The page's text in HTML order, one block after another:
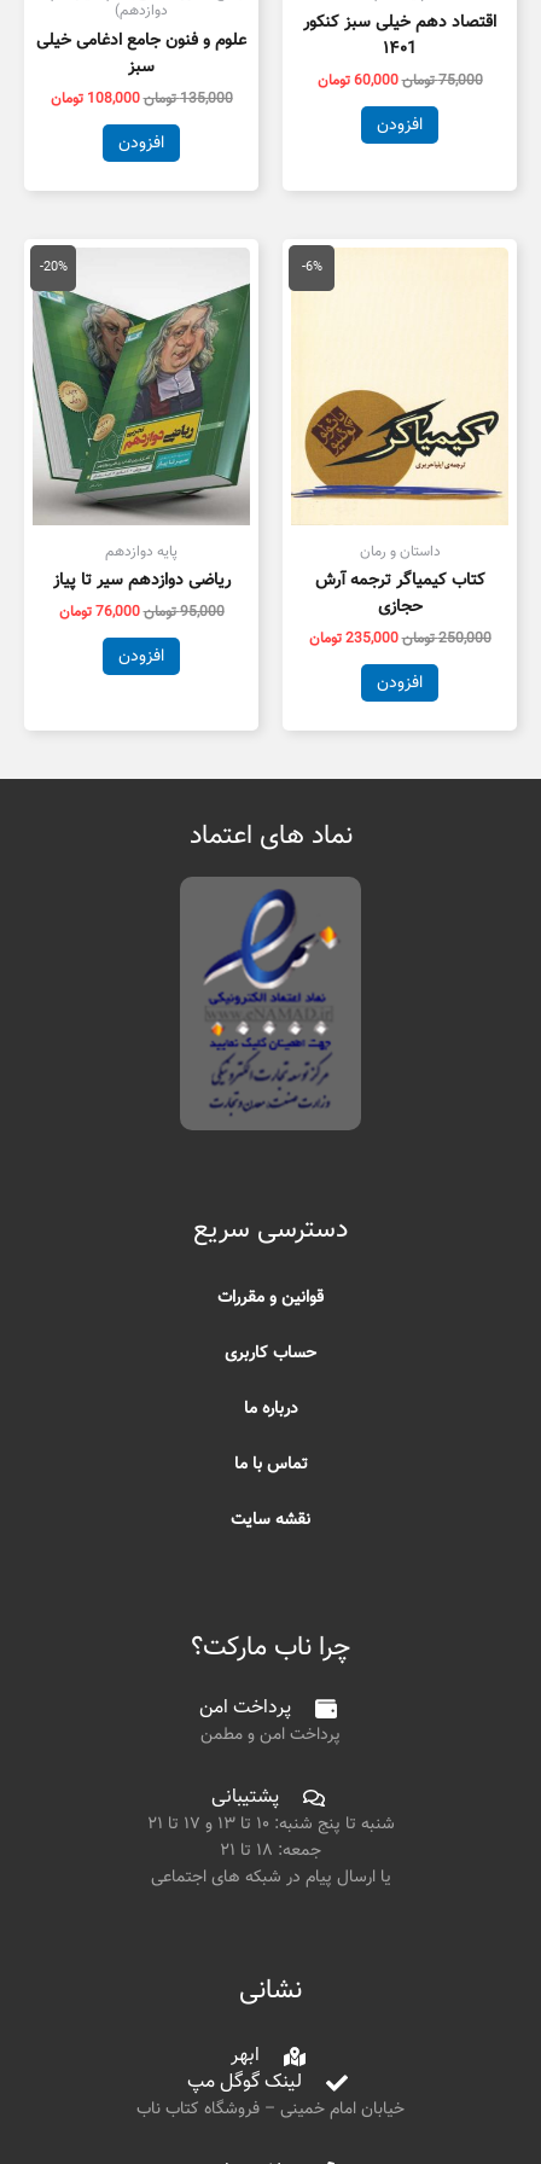
اقتصاد دهم خیلی سبز کنکور
۱۴۰1
75,000تومان60,000تومان
افزودن
دوازدهم)
علوم و فنون جامع ادغامی خیلی
سبز
135,000تومان108,000 تومان
افزودن
-6%
داستان و رمان
کتاب کیمیاگر ترجمه آرش
حجازی
250,000تومان
قیمت
250,000 تومان
235,000تومان
قیمت
فعلی
235,000 تومان
افزودن
-20%
پایه دوازدهم
ریاضی دوازدهم سیر تا پیاز
95,000تومان
95,000 تومان
بود.
76,000تومان
قیمت
فعلی
است.
افزودن
نماد های اعتماد
دسترسی سریع
قوانین و مقررات
حساب کاربری
درباره ما
تماس با ما
نقشه سایت
چرا ناب مارکت؟
پرداخت امن
پرداخت امن و مطمن
پشتیبانی
شنبه تا پنج شنبه: ۱۰ تا ۱۳ و ۱۷ تا ۲۱
جمعه: ۱۸ تا ۲۱
یا ارسال پیام در شبکه های اجتماعی
نشانی
ابهر
لینک گوگل مپ
خیابان امام خمینی – فروشگاه کتاب ناب